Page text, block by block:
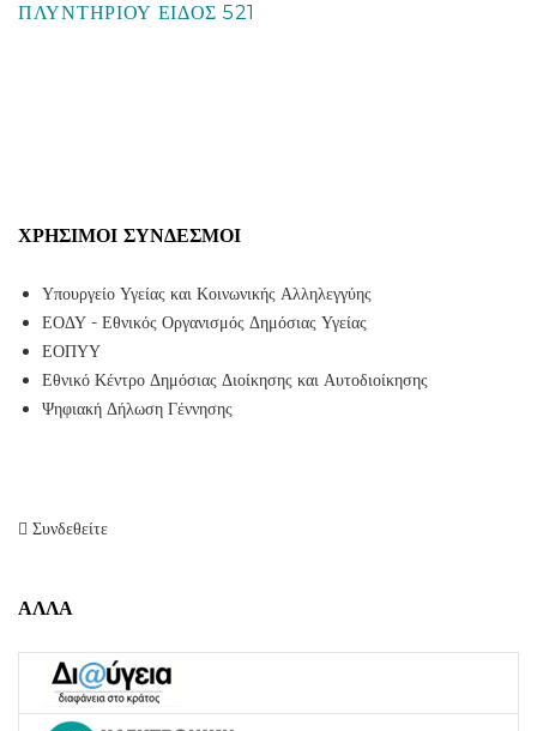
ΠΛΥΝΤΗΡΙΟΥ ΕΙΔΟΣ 521
ΧΡΉΣΙΜΟΙ ΣΎΝΔΕΣΜΟΙ
Υπουργείο Υγείας και Κοινωνικής Αλληλεγγύης
ΕΟΔΥ - Εθνικός Οργανισμός Δημόσιας Υγείας
ΕΟΠΥΥ
Εθνικό Κέντρο Δημόσιας Διοίκησης και Αυτοδιοίκησης
Ψηφιακή Δήλωση Γέννησης
Συνδεθείτε
ΑΛΛΑ